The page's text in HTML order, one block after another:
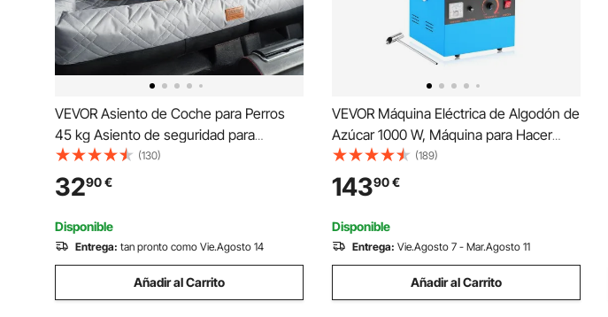
VEVOR Asiento de Coche para Perros
45 kg Asiento de seguridad para
Mascotas Asiento Elevador
Impermeable con Correa de Seguridad
con Clip Acolchado de Algodón PP Silla
para Coche para Mascotas, Gris
(130)
3290€
Disponible
Entrega: tan pronto como Vie.Agosto 14
Añadir al Carrito
VEVOR Máquina Eléctrica de Algodón de
Azúcar 1000 W, Máquina para Hacer
Algodón de Azúcar con Tapa, Recipiente
de Acero Inoxidable y Cuchara para
Azúcar, para Carnavales, Cumpleaños,
Fiestas, Azul
(189)
14390€
Disponible
Entrega: Vie.Agosto 7 - Mar.Agosto 11
Añadir al Carrito